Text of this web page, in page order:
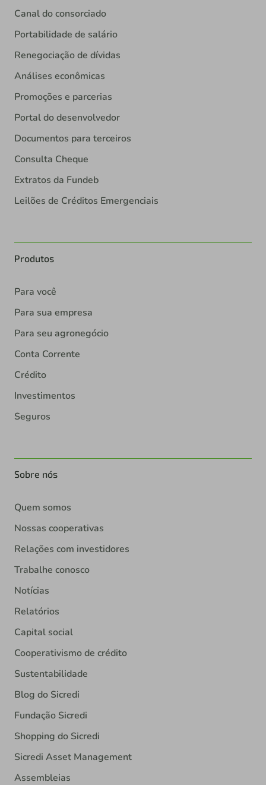
Canal do consorciado
Portabilidade de salário
Renegociação de dívidas
Análises econômicas
Promoções e parcerias
Portal do desenvolvedor
Documentos para terceiros
Consulta Cheque
Extratos da Fundeb
Leilões de Créditos Emergenciais
Produtos
Para você
Para sua empresa
Para seu agronegócio
Conta Corrente
Crédito
Investimentos
Seguros
Sobre nós
Quem somos
Nossas cooperativas
Relações com investidores
Trabalhe conosco
Notícias
Relatórios
Capital social
Cooperativismo de crédito
Sustentabilidade
Blog do Sicredi
Fundação Sicredi
Shopping do Sicredi
Sicredi Asset Management
Assembleias